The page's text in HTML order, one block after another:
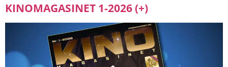
KINOMAGASINET 1-2026 (+)